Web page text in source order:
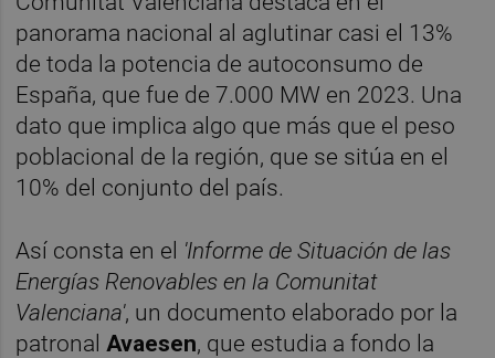
panorama nacional al aglutinar casi el 13%
de toda la potencia de autoconsumo de
España, que fue de 7.000 MW en 2023. Una
dato que implica algo que más que el peso
poblacional de la región, que se sitúa en el
10% del conjunto del país.
Así consta en el 'Informe de Situación de las
Energías Renovables en la Comunitat
Valenciana', un documento elaborado por la
patronal Avaesen, que estudia a fondo la